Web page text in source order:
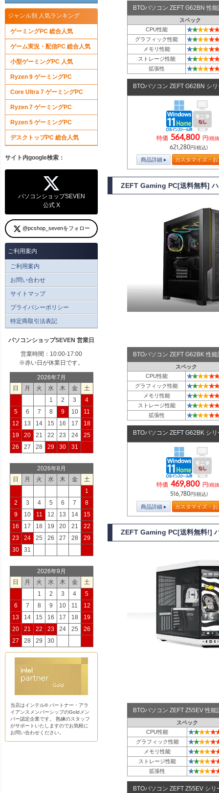
BTOパソコン ZEFT G62BN 性
スペック
CPU性能
★★★★★★
グラフィック性能 ★★★★★★
メモリ性能 ★★★★★★
ストレージ性能 ★★★★★★
拡張性 ★★★★★★
BTOパソコン ZEFT G62BN シ
特価 564,800 円(税
621,280円(税込)
商品詳細 カスタマイズ・
ZEFT Gaming PC[送料無料]
BTOパソコン ZEFT G62BK 性
スペック
CPU性能
★★★★★★
グラフィック性能 ★★★★★★
メモリ性能 ★★★★★★
ストレージ性能 ★★★★★★
拡張性 ★★★★★★
BTOパソコン ZEFT G62BK シリ
特価 469,800 円(税
516,780円(税込)
商品詳細 カスタマイズ・
ZEFT Gaming PC[送料無料!]
BTOパソコン ZEFT Z55EV 性
スペック
CPU性能
★★★★★
グラフィック性能 ★★★★★
メモリ性能 ★★★★★
ストレージ性能 ★★★★★
拡張性 ★★★★★
BTOパソコン ZEFT Z55EV シリ
ジャンル別 人気ランキング
ゲーミングPC 総合人気
ゲーム実況・配信PC 総合人気
小型ゲーミングPC 人気
Ryzen 9 ゲーミングPC
Core Ultra 7 ゲーミングPC
Ryzen 7 ゲーミングPC
Ryzen 5 ゲーミングPC
デスクトップPC 総合人気
サイト内google検索：
パソコンショップSEVEN
公式 X
@pcshop_sevenをフォロー
ご利用案内
ご利用案内
お問い合わせ
サイトマップ
プライバシーポリシー
特定商取引法表記
パソコンショップSEVEN 営業日
営業時間：10:00-17:00
※赤い日が休業日です。
2026年7月
日
月 火 水 木 金
土
1
2 3
4
5
6 7 8 9 10
11
12
13 14 15 16 17
18
19
20 21 22 23 24
25
26
27 28 29 30 31
2026年8月
日
月 火 水 木 金
土
1
2
3 4 5 6 7
8
9
10 11 12 13 14
15
16
17 18 19 20 21
22
23
24 25 26 27 28
29
30
31
2026年9月
日
月 火 水 木 金
土
1
2 3 4
5
6
7 8 9 10 11
12
13
14 15 16 17 18
19
20
21 22 23 24 25
26
27
28 29 30
当店はインテル® パートナー・アラ
イアンスメンバーシップのGoldメン
バー認定企業です。 熟練のスタッフ
がサポートいたしますのでお気軽に
お問い合わせください。